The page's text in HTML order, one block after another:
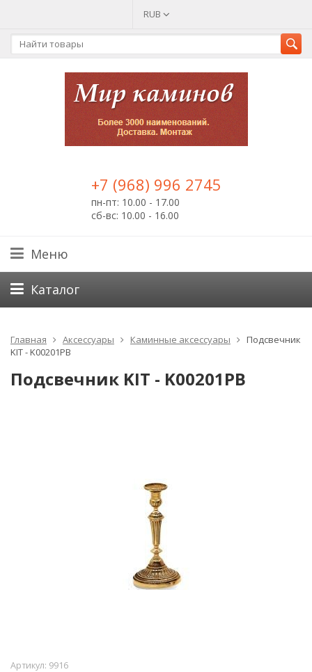
RUB
+7 (968) 996 2745
пн-пт: 10.00 - 17.00
сб-вс: 10.00 - 16.00
Меню
Каталог
Главная Аксессуары Каминные аксессуары
Подсвечник
KIT - K00201PB
Подсвечник KIT - K00201PB
Артикул: 9916